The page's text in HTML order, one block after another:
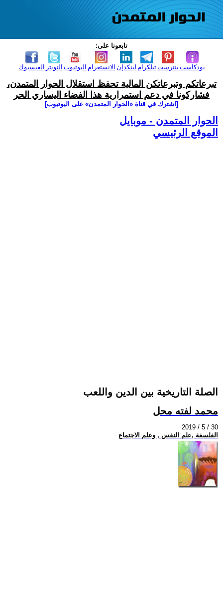
تابعونا على:
الفيسبوك التويتر اليوتيوب الانستغرام لينكدإن تيلكرامبنترست بودكاست
تبرعاتكم وتبرعاتكن المالية تحفظ استقلال الحوار المتمدن،
فشاركونا في دعم استمرارية هذا الفضاء اليساري الحر
[اشترك في قناة ‫«الحوار المتمدن» على اليوتيوب]
الحوار المتمدن - موبايل
الموقع الرئيسي
الصلة التاريخية بين الدين واللعب
محمد لفته محل
2019 / 5 / 30
الفلسفة ,علم النفس , وعلم الاجتماع